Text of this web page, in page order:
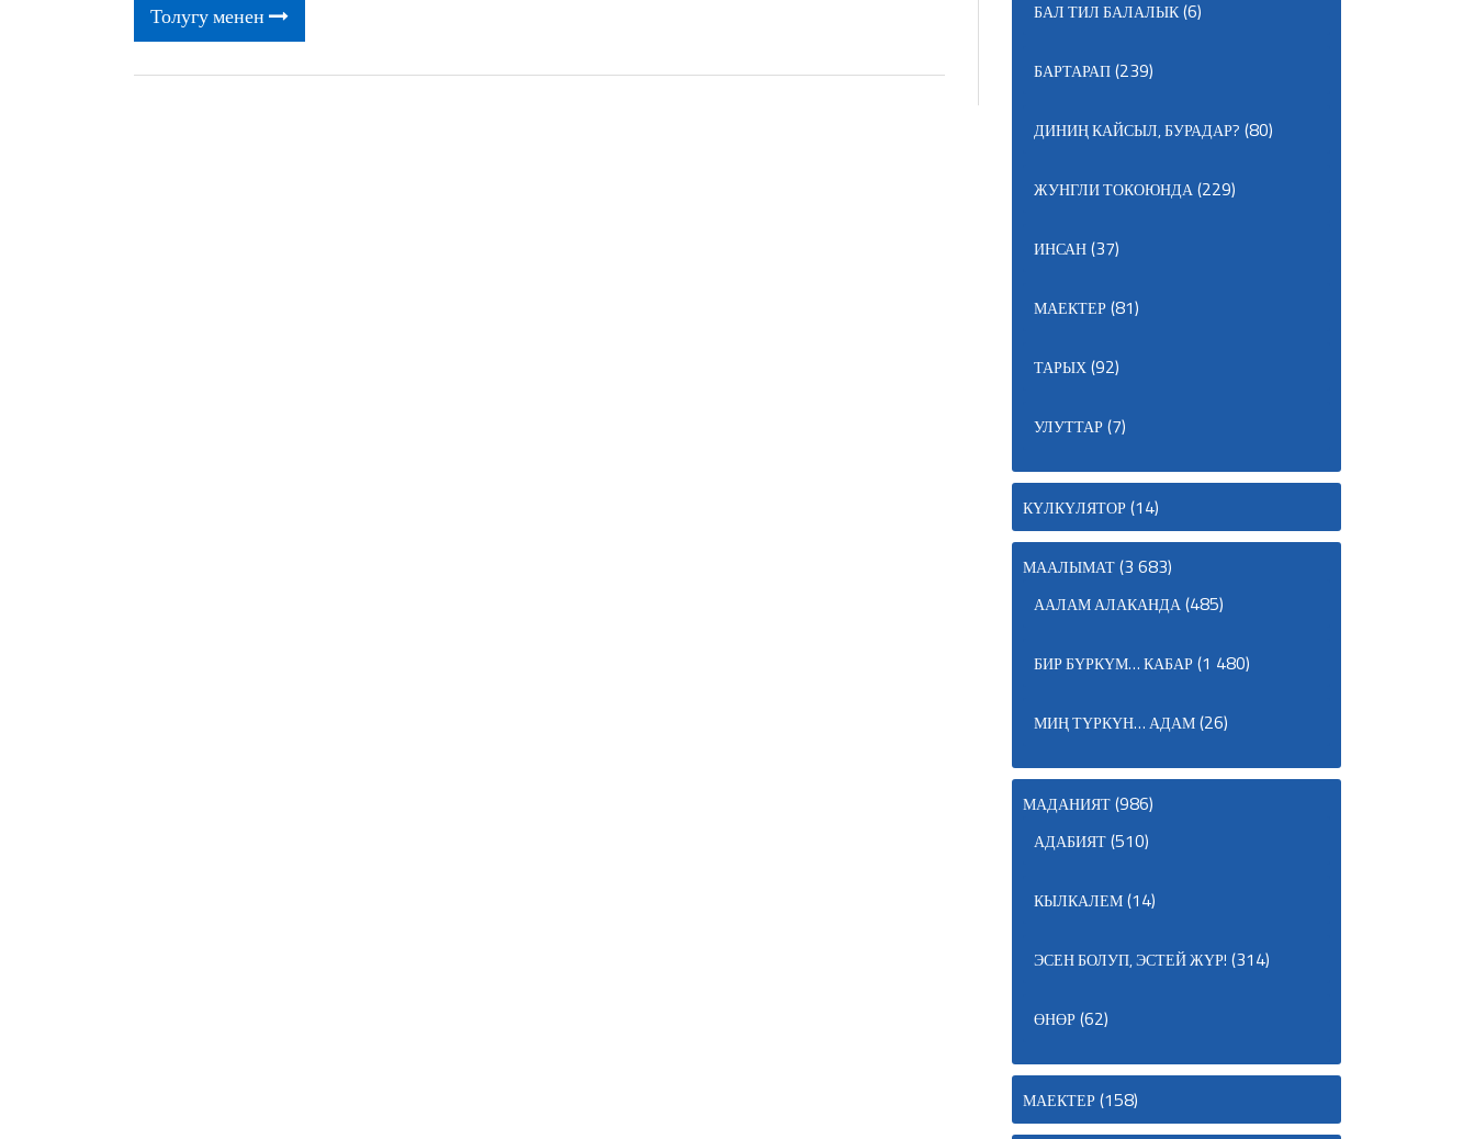
Толугу менен БАЛ ТИЛ БАЛАЛЫК(6)
БАРТАРАП(239)
ДИНИҢ КАЙСЫЛ, БУРАДАР? (80)
ЖУНГЛИ ТОКОЮНДА(229)
ИНСАН(37)
МАЕКТЕР(81)
ТАРЫХ(92)
УЛУТТАР(7)
КҮЛКҮЛЯТОР(14)
МААЛЫМАТ(3 683)
ААЛАМ АЛАКАНДА(485)
БИР БҮРКҮМ… КАБАР(1 480)
МИҢ ТҮРКҮН… АДАМ(26)
МАДАНИЯТ(986)
АДАБИЯТ(510)
КЫЛКАЛЕМ(14)
ЭСЕН БОЛУП, ЭСТЕЙ ЖҮР! (314)
ӨНӨР(62)
МАЕКТЕР(158)